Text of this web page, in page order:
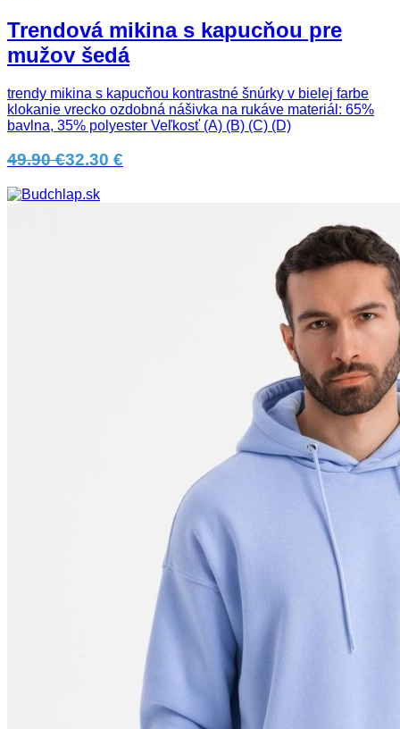
Trendová mikina s kapucňou pre
mužov šedá
trendy mikina s kapucňou kontrastné šnúrky v bielej farbe
klokanie vrecko ozdobná nášivka na rukáve materiál: 65%
bavlna, 35% polyester Veľkosť (A) (B) (C) (D)
49.90 €32.30 €